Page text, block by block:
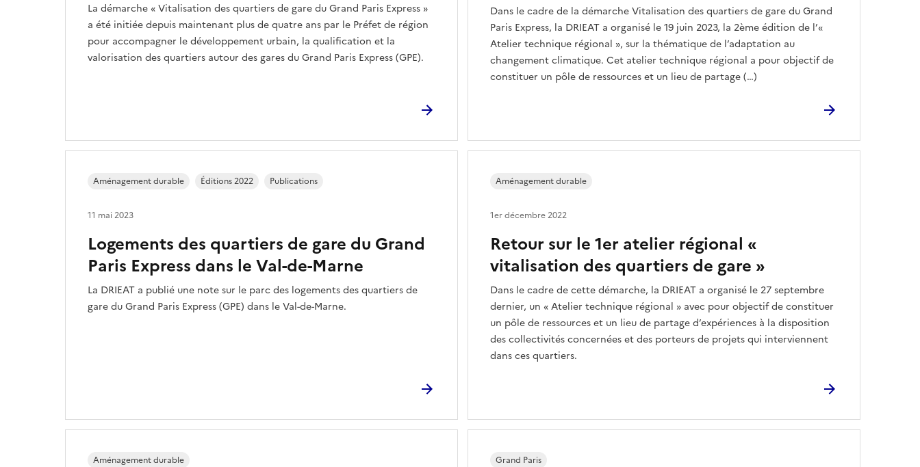
La démarche « Vitalisation des quartiers de gare du Grand Paris Express »
a été initiée depuis maintenant plus de quatre ans par le Préfet de région
pour accompagner le développement urbain, la qualification et la
valorisation des quartiers autour des gares du Grand Paris Express (GPE).
Dans le cadre de la démarche Vitalisation des quartiers de gare du Grand
Paris Express, la DRIEAT a organisé le 19 juin 2023, la 2ème édition de l’«
Atelier technique régional », sur la thématique de l’adaptation au
changement climatique. Cet atelier technique régional a pour objectif de
constituer un pôle de ressources et un lieu de partage (…)
Logements des quartiers de gare du Grand
Paris Express dans le Val-de-Marne
La DRIEAT a publié une note sur le parc des logements des quartiers de
gare du Grand Paris Express (GPE) dans le Val-de-Marne.
Aménagement durable Éditions 2022 Publications
11 mai 2023
Retour sur le 1er atelier régional «
vitalisation des quartiers de gare »
Dans le cadre de cette démarche, la DRIEAT a organisé le 27 septembre
dernier, un « Atelier technique régional » avec pour objectif de constituer
un pôle de ressources et un lieu de partage d’expériences à la disposition
des collectivités concernées et des porteurs de projets qui interviennent
dans ces quartiers.
Aménagement durable
1er décembre 2022
Aménagement durable Grand Paris